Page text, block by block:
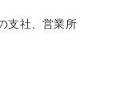
支社、営業所